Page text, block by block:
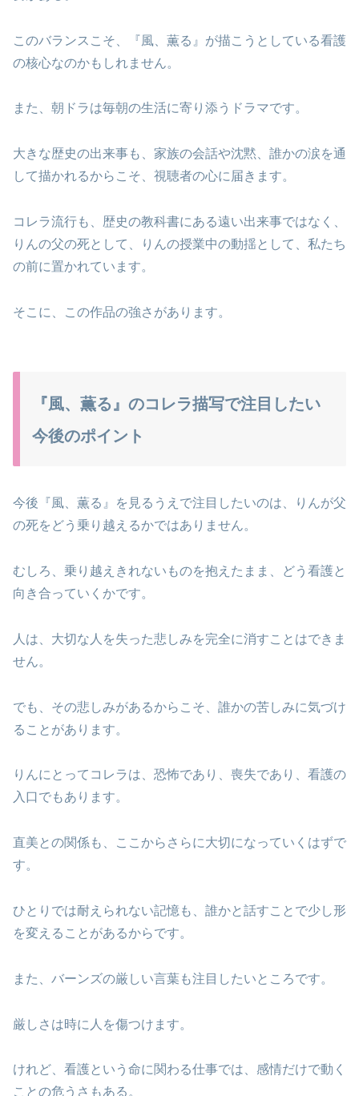
このバランスこそ、『風、薫る』が描こうとしている看護
の核心なのかもしれません。
また、朝ドラは毎朝の生活に寄り添うドラマです。
大きな歴史の出来事も、家族の会話や沈黙、誰かの涙を通
して描かれるからこそ、視聴者の心に届きます。
コレラ流行も、歴史の教科書にある遠い出来事ではなく、
りんの父の死として、りんの授業中の動揺として、私たち
の前に置かれています。
そこに、この作品の強さがあります。
『風、薫る』のコレラ描写で注目したい
今後のポイント
今後『風、薫る』を見るうえで注目したいのは、りんが父
の死をどう乗り越えるかではありません。
むしろ、乗り越えきれないものを抱えたまま、どう看護と
向き合っていくかです。
人は、大切な人を失った悲しみを完全に消すことはできま
せん。
でも、その悲しみがあるからこそ、誰かの苦しみに気づけ
ることがあります。
りんにとってコレラは、恐怖であり、喪失であり、看護の
入口でもあります。
直美との関係も、ここからさらに大切になっていくはずで
す。
ひとりでは耐えられない記憶も、誰かと話すことで少し形
を変えることがあるからです。
また、バーンズの厳しい言葉も注目したいところです。
厳しさは時に人を傷つけます。
けれど、看護という命に関わる仕事では、感情だけで動く
ことの危うさもある。